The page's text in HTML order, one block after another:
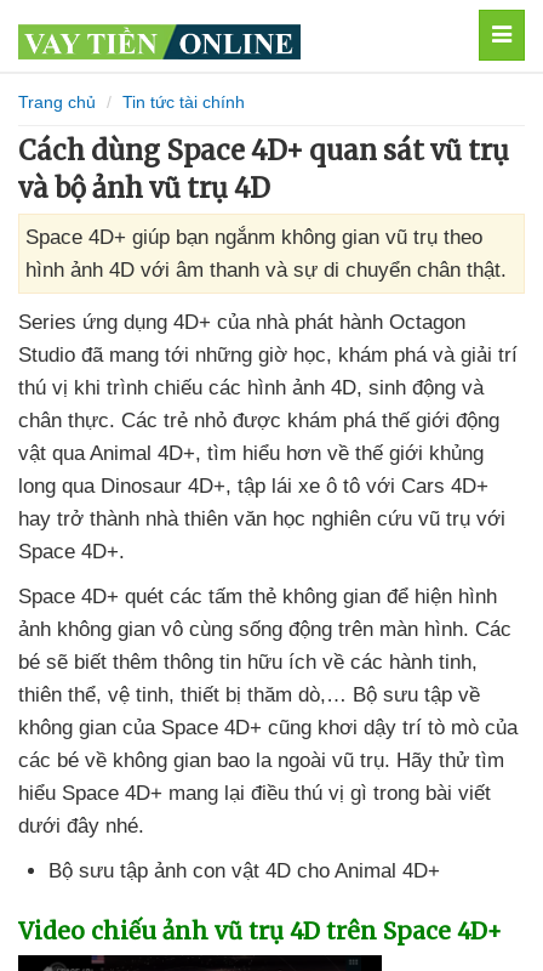
Trang chủ Tin tức tài chính
Cách dùng Space 4D+ quan sát vũ trụ
và bộ ảnh vũ trụ 4D
Space 4D+ giúp bạn ngắnm không gian vũ trụ theo
hình ảnh 4D với âm thanh và sự di chuyển chân thật.
Series ứng dụng 4D+ của nhà phát hành Octagon
Studio đã mang tới những giờ học, khám phá và giải trí
thú vị khi trình chiếu các hình ảnh 4D, sinh động và
chân thực. Các trẻ nhỏ được khám phá thế giới động
vật qua Animal 4D+, tìm hiểu hơn về thế giới khủng
long qua Dinosaur 4D+, tập lái xe ô tô với Cars 4D+
hay trở thành nhà thiên văn học nghiên cứu vũ trụ với
Space 4D+.
Space 4D+ quét các tấm thẻ không gian để hiện hình
ảnh không gian vô cùng sống động trên màn hình. Các
bé sẽ biết thêm thông tin hữu ích về các hành tinh,
thiên thể, vệ tinh, thiết bị thăm dò,… Bộ sưu tập về
không gian của Space 4D+ cũng khơi dậy trí tò mò của
các bé về không gian bao la ngoài vũ trụ. Hãy thử tìm
hiểu Space 4D+ mang lại điều thú vị gì trong bài viết
dưới đây nhé.
Bộ sưu tập ảnh con vật 4D cho Animal 4D+
Video chiếu ảnh vũ trụ 4D trên Space 4D+